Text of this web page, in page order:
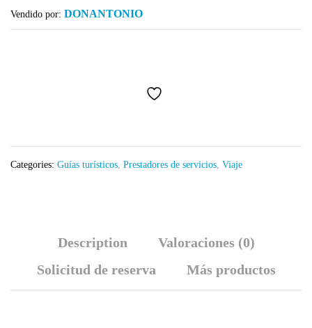
Vendido por: DONANTONIO
Categories: Guías turísticos Prestadores de servicios Viaje
Description
Valoraciones (0)
Solicitud de reserva
Más productos